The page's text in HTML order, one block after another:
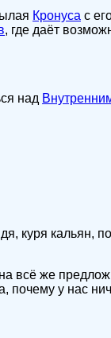
Кронуса с
, где даёт
над
куря кальян,
всё же
у нас